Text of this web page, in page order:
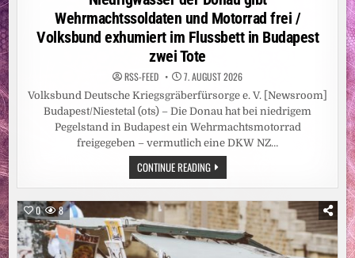
Wehrmachtssoldaten und Motorrad frei /
Volksbund exhumiert im Flussbett in Budapest
zwei Tote
RSS-FEED 7. AUGUST 2026
Volksbund Deutsche Kriegsgräberfürsorge e. V. [Newsroom]
Budapest/Niestetal (ots) – Die Donau hat bei niedrigem
Pegelstand in Budapest ein Wehrmachtsmotorrad
freigegeben – vermutlich eine DKW NZ…
CONTINUE READINGNIEDRIGWASSER
DER
DONAU
GIBT
WEHRMACHTSSOLDATEN
UND
MOTORRAD
FREI
/
0 8